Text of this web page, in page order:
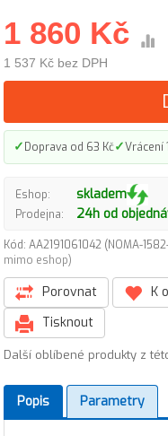
1 860 Kč
1 537 Kč bez DPH
✓Doprava od 63 Kč✓Vrácení
Eshop: skladem
Prodejna: 24h od
Kód: AA2191061042 (NOMA-
mimo eshop)
Porovnat K
Tisknout
Další oblíbené produkty z
Popis Parametry